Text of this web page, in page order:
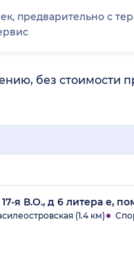
предварительно с
без стоимости
я В.О., д 6 литера е,
(1.4 км)